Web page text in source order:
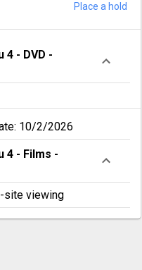
Place a hold
4 - DVD -
10/2/2026
4 - Films -
site viewing